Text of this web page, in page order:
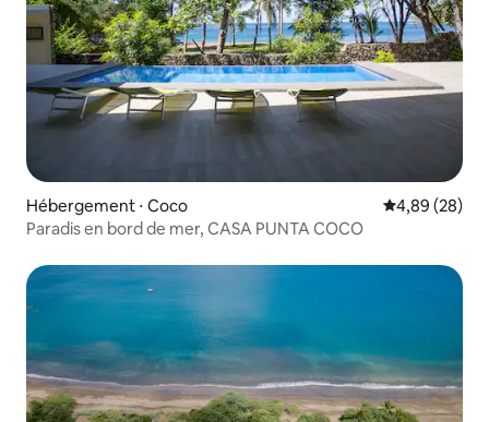
Hébergement ⋅ Coco Évaluation
4,89 (28)
Paradis en bord de mer, CASA PUNTA COCO